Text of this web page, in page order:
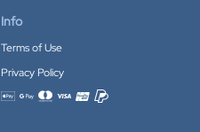
Info
Terms of Use
Privacy Policy
Accepted payment methods